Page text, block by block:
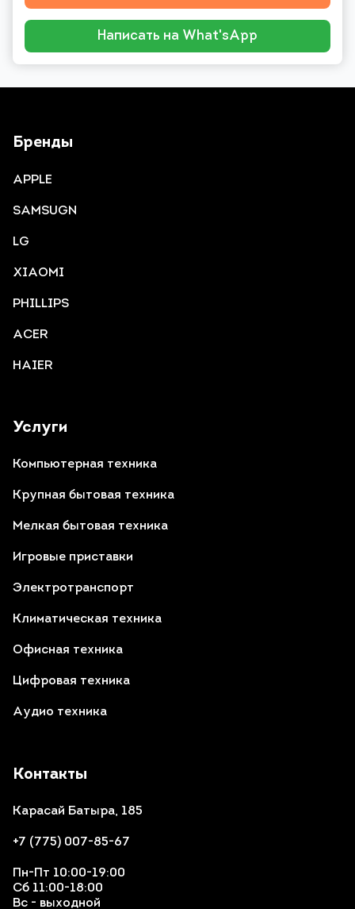
Написать на What'sApp
Контакты
Карасай Батыра, 185
+7 (775) 007-85-67
Пн-Пт 10:00-19:00
Сб 11:00-18:00
Вс - выходной
Услуги
Компьютерная техника
Крупная бытовая техника
Мелкая бытовая техника
Игровые приставки
Электротранспорт
Климатическая техника
Офисная техника
Цифровая техника
Аудио техника
Бренды
APPLE
SAMSUGN
LG
XIAOMI
PHILLIPS
ACER
HAIER